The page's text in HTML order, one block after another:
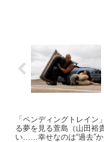
「ペンディングトレイン
る夢を見る萱島（山田裕
い……幸せなのは“過去”か